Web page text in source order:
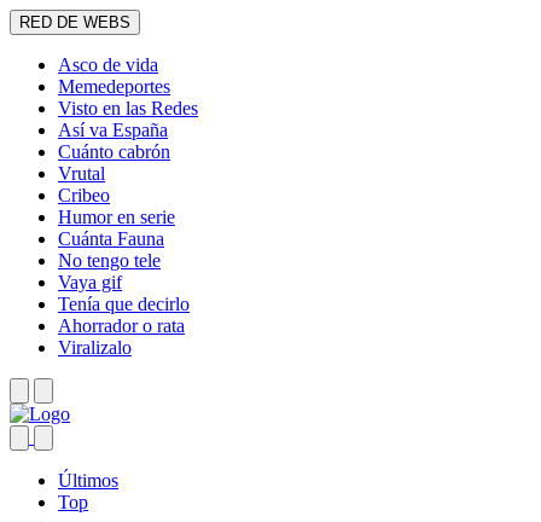
RED DE WEBS
Asco de vida
Memedeportes
Visto en las Redes
Así va España
Cuánto cabrón
Vrutal
Cribeo
Humor en serie
Cuánta Fauna
No tengo tele
Vaya gif
Tenía que decirlo
Ahorrador o rata
Viralizalo
Últimos
Top